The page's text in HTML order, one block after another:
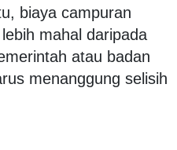
biaya campuran
mahal daripada
atau badan
menanggung selisih